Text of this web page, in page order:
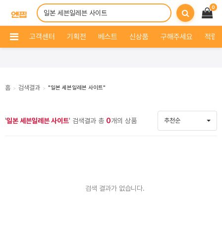
0
고객센터 기획전 베스트 신상품 구해주세요 적립
홈 > 검색결과 > "일본 세븐일레븐 사이트"
'일본 세븐일레븐 사이트' 검색결과 총 0개의 상품 추천순
검색 결과가 없습니다.